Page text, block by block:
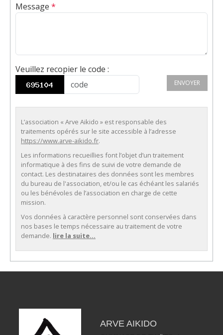
Message *
Veuillez recopier le code :
ENVOYER
L’association « Arve Aikido » est responsable des
traitements opérés sur le site accessible à l’adresse
https://www.arve-aikido.fr.
Les informations recueillies font l’objet d’un traitement
informatique à des fins de suivi de votre demande de
contact. Les destinataires des données sont les membres
du bureau de l'association, et/ou le cas échéant les salariés
ou les bénévoles de l’association en charge de cette
mission.
Vos données à caractère personnel sont conservées dans
nos bases le temps nécessaire au traitement de votre
demande. lire la suite...
ARVE AIKIDO